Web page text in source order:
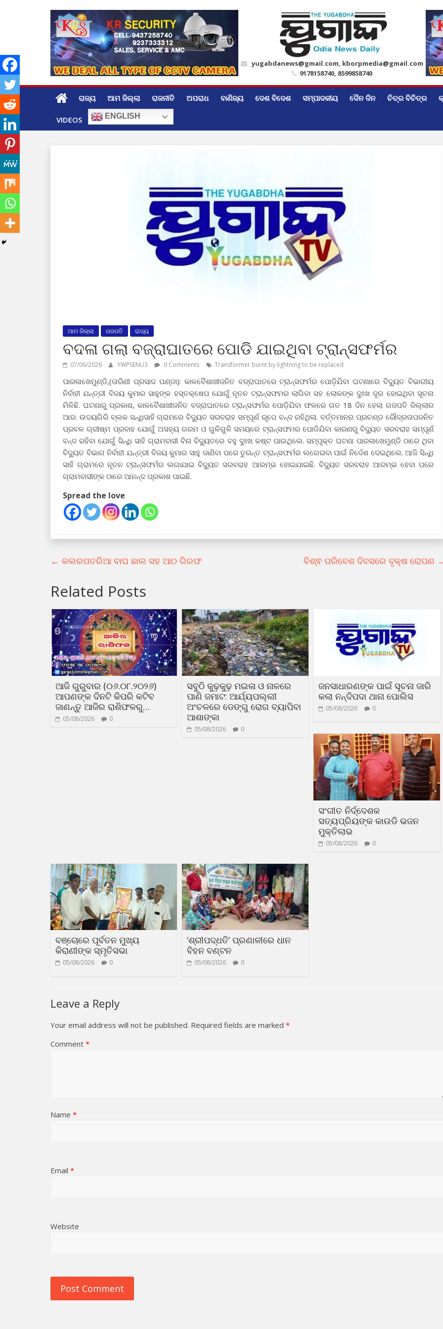
yugabdanews@gmail.com, kborpmedia@gmail.com
9178158740, 8599858740
ରାଜ୍ୟ ଆମ ଜିଲ୍ଲା ରାଜନୀତି ଅପରାଧ ବାଣିଜ୍ୟ ଦେଶ ବିଦେଶ ସମ୍ପାଦକୀୟ ଦୈନ ଦିନ ଚିତ୍ର ବିଚିତ୍ର
VIDEOS ENGLISH
ଆମ ଜିଲ୍ଲା ଗଜପତି ରାଜ୍ୟ
ବଦଳା ଗଲା ବଜ୍ରାଘାତରେ ପୋଡି ଯାଇଥିବା ଟ୍ରାନ୍ସଫର୍ମର
07/06/2026 YWPSENU3 0 Comments Transformer burnt by lightning to be replaced
ପାରଳାଖେମୁଣ୍ଡି,(ତାରିଣୀ ପ୍ରସାଦ ପଣ୍ଡା): କାଳବୈଶାଖୀଜନିତ ବଜ୍ରାଘାତରେ ଟ୍ରାନ୍ସଫର୍ମର ପୋଡ଼ିଯିବା ଘଟଣାରେ ବିଦ୍ୟୁତ ବିଭାଗୀୟ
ନିର୍ବାହୀ ଯନ୍ତ୍ରୀ ବିଜୟ କୁମାର ସାହୁଙ୍କ ହସ୍ତକ୍ଷେପ ଯୋଗୁଁ ନୂତନ ଟ୍ରାନ୍ସଫମର ଲାଗିବା ସହ ଲୋକଙ୍କ ଦୁଃଖ ଦୂର ହୋଇଥିବା ସୂଚନା
ମିଳିଛି. ଘଟଣାରୁ ପ୍ରକାଶ, କାଳବୈଶାଖୀଜନିତ ବଜ୍ରାଘାତରେ ଟ୍ରାନ୍ସଫର୍ମର ପୋଡ଼ିଯିବା ଫଳରେ ଗତ 18 ଦିନ ହେଲା ଗଜପତି ଜିଲ୍ଲାର
ଆର. ଉଦୟଗିରି ବ୍ଲକ ସନ୍ଧିସାହି ଗ୍ରାମରେ ବିଦ୍ୟୁତ ସରବରାହ ସମ୍ପୂର୍ଣ ରୂପେ ବନ୍ଦ ରହିଥିଲା. ବର୍ତ୍ତମାନର ପ୍ରଚଣ୍ଡ ରୌଦ୍ରତାପଜନିତ
ପ୍ରବଳ ଗ୍ରୀଷ୍ମ ପ୍ରବାହ ଯୋଗୁଁ ଅସହ୍ୟ ଗରମ ଓ ଗୁଳିଗୁଳି ସମୟରେ ଟ୍ରାନ୍ସଫମର ପୋଡିଯିବା କାରଣରୁ ବିଦ୍ୟୁତ ସରବରାହ ସମ୍ପୂର୍ଣ
ବନ୍ଦ ରହିବା ଯୋଗୁଁ ସିନ୍ଧି ସାହି ଗ୍ରାମବାସୀ ବିନା ବିଦ୍ୟୁତରେ ବହୁ ଦୁଃଖ କଷ୍ଟ ପାଉଥିଲେ. ସମ୍ପୃକ୍ତ ଘଟଣା ପାରଳାଖେମୁଣ୍ଡି ଠାରେ ଥିବା
ବିଦ୍ୟୁତ ବିଭାଗ ନିର୍ବାହୀ ଯନ୍ତ୍ରୀ ବିଜୟ କୁମାର ସାହୁ ଜାଣିବା ପରେ ତୁରନ୍ତ ଟ୍ରାନ୍ସଫର୍ମର ଲଗେଇବା ପାଇଁ ନିର୍ଦେଶ ଦେଇଥିଲେ. ଆଜି ସିନ୍ଧି
ସାହି ଗ୍ରାମରେ ନୂତନ ଟ୍ରାନ୍ସଫର୍ମର ଲଗାଯାଇ ବିଦ୍ୟୁତ ସରବରାହ ଆରମ୍ଭ ହୋଇଯାଇଛି. ବିଦ୍ୟୁତ ସରବରାହ ଆରମ୍ଭ ହେବା ପରେ
ଗ୍ରାମବାସୀଙ୍କ ଠାରେ ଆନନ୍ଦ ପ୍ରକାଶ ପାଇଛି.
Spread the love
← କଲରପତରିଆ ବାଘ ଛାଲ ସହ ଆଠ ଗିରଫ ବିଶ୍ଵ ପରିବେଶ ଦିବସରେ ବୃକ୍ଷ ରୋପଣ
Related Posts
ଆଜି ଗୁରୁବାର (୦୬.୦୮.୨୦୨୬)
ଆପଣଙ୍କ ଦିନଟି କିପରି କଟିବ
ଜାଣନ୍ତୁ ଆଜିର ରାଶିଫଳରୁ…
05/08/2026 0
ସବୁଠି କୁଢ଼କୁଢ଼ ମଇଳା ଓ ନାଳରେ
ପାଣି ଜମାଟ: ଆର୍ଯ୍ୟପଲ୍ଲୀ
ଅଂଚଳରେ ଡେଙ୍ଗୁ ରୋଗ ବ୍ୟାପିବା
ଆଶାଙ୍କା
05/08/2026 0
ଜନସାଧାରଣଙ୍କ ପାଇଁ ସୂଚନା ଜାରି
କଲା ନନ୍ଦିପଦା ଥାନା ପୋଲିସ
05/08/2026 0
ସଂଗୀତ ନିର୍ଦ୍ଦେଶକ
ସତ୍ୟପ୍ରିୟଙ୍କ କାଉଡି ଭଜନ
ମୁକ୍ତିଲାଭ
05/08/2026 0
ବଞ୍ଚୋରେ ପୂର୍ବତନ ମୁଖ୍ୟ
କିରାଣୀଙ୍କ ସ୍ମୃତିସଭା
05/08/2026 0
‘ଶ୍ରୀପଦ୍ଧତି’ ପ୍ରଣାଳୀରେ ଧାନ
ବିହନ ବଣ୍ଟନ
05/08/2026 0
Leave a Reply
Your email address will not be published. Required fields are marked *
Comment *
Name *
Email *
Website